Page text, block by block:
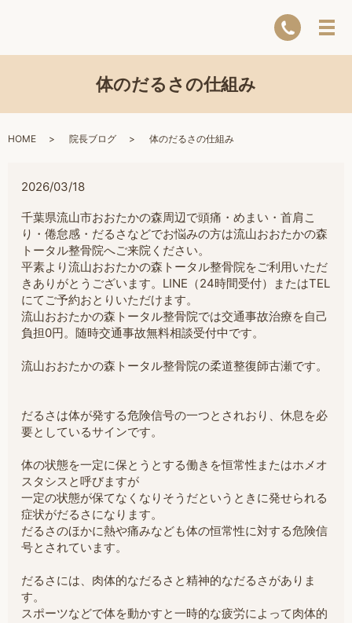
体のだるさの仕組み
HOME 院長ブログ 体のだるさの仕組み
2026/03/18
千葉県流山市おおたかの森周辺で頭痛・めまい・首肩こ
り・倦怠感・だるさなどでお悩みの方は流山おおたかの森
トータル整骨院へご来院ください。
平素より流山おおたかの森トータル整骨院をご利用いただ
きありがとうございます。LINE（24時間受付）またはTEL
にてご予約おとりいただけます。
流山おおたかの森トータル整骨院では交通事故治療を自己
負担0円。随時交通事故無料相談受付中です。
流山おおたかの森トータル整骨院の柔道整復師古瀬です。
だるさは体が発する危険信号の一つとされおり、休息を必
要としているサインです。
体の状態を一定に保とうとする働きを恒常性またはホメオ
スタシスと呼びますが
一定の状態が保てなくなりそうだというときに発せられる
症状がだるさになります。
だるさのほかに熱や痛みなども体の恒常性に対する危険信
号とされています。
だるさには、肉体的なだるさと精神的なだるさがありま
す。
スポーツなどで体を動かすと一時的な疲労によって肉体的